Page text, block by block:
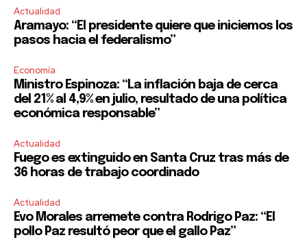
Actualidad
Aramayo: “El presidente quiere que iniciemos los
pasos hacia el federalismo”
Economía
Ministro Espinoza: “La inflación baja de cerca
del 21% al 4,9% en julio, resultado de una política
económica responsable”
Actualidad
Fuego es extinguido en Santa Cruz tras más de
36 horas de trabajo coordinado
Actualidad
Evo Morales arremete contra Rodrigo Paz: “El
pollo Paz resultó peor que el gallo Paz”